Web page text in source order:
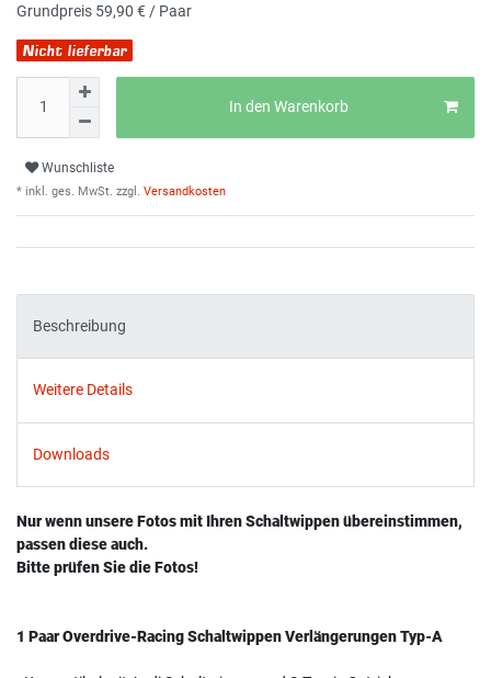
Grundpreis 59,90 € / Paar
Nicht lieferbar
In den Warenkorb
Wunschliste
* inkl. ges. MwSt. zzgl. Versandkosten
Beschreibung
Weitere Details
Downloads
Nur wenn unsere Fotos mit Ihren Schaltwippen übereinstimmen,
passen diese auch.
Bitte prüfen Sie die Fotos!
1 Paar Overdrive-Racing Schaltwippen Verlängerungen Typ-A